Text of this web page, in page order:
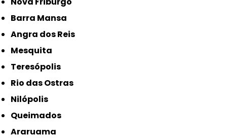
Barra Mansa
Angra dos Reis
Mesquita
Teresópolis
Rio das Ostras
Nilópolis
Queimados
Araruama